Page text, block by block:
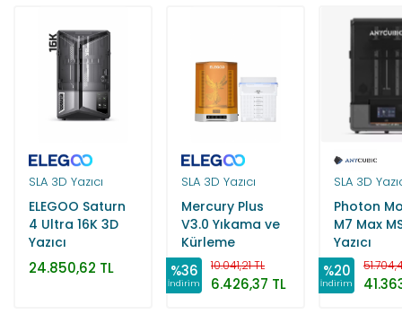
SLA 3D Yazıcı
ELEGOO Saturn
4 Ultra 16K 3D
Yazıcı
24.850,62 TL
SLA 3D Yazıcı
Mercury Plus
V3.0 Yıkama ve
Kürleme
Makinesi
%36
İndirim
10.041,21 TL
6.426,37 TL
SLA 3D
Photon
M7 Max
Yazıcı
%20
İndirim